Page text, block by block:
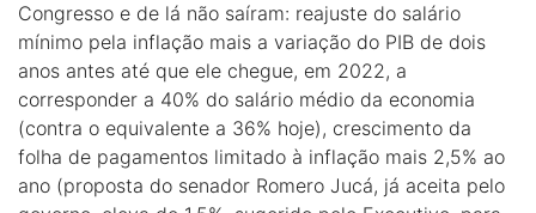
Congresso e de lá não saíram: reajuste do salário
mínimo pela inflação mais a variação do PIB de dois
anos antes até que ele chegue, em 2022, a
corresponder a 40% do salário médio da economia
(contra o equivalente a 36% hoje), crescimento da
folha de pagamentos limitado à inflação mais 2,5% ao
ano (proposta do senador Romero Jucá, já aceita pelo